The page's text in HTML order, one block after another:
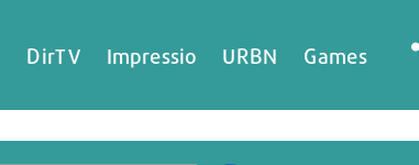
DirTV Impressio URBN Games